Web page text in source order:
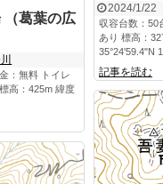
2024/1/22
収容台数：50
あり 標高：
35°24'59.4"N
記事を読む
（葛葉の広
：無料 トイレ
高：425m 緯度